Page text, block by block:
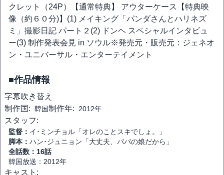
クレット（24P）【通常特典】 アウターケース【特典映
像（約６０分)】(1) メイキング「パンダさんとハリネズ
ミ」撮影日記 パート２(2) ドンヘ スペシャルインタビュ
ー(3) 制作発表会見 in ソウル※発売元・販売元：ジェネオ
ン・ユニバーサル・エンターテイメント
■作品情報
字幕吹き替え
制作国: 韓国制作年: 2012年
スタッフ:
監督： イ･ミンチョル「オレのことスキでしょ。」
脚本： ハン･ジュニョン「大丈夫、パパの娘だから」
全話数：16話
韓国放送：2012年
キャスト: